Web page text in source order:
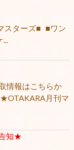
スターズ■ ■ワン
情報はこちらか
月刊マ
知★